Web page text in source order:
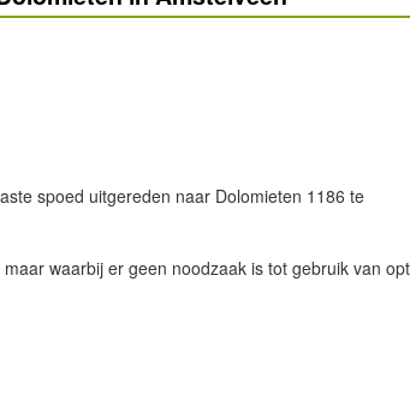
spoed uitgereden naar Dolomieten 1186 te
waarbij er geen noodzaak is tot gebruik van